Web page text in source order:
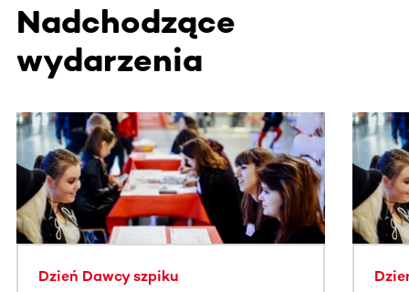
Nadchodzące
wydarzenia
Ta sekcja zawiera treści przewijane w poziomie. Użyj
Dzień Dawcy szpiku